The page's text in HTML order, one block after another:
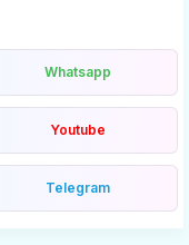
Whatsapp
Youtube
Telegram